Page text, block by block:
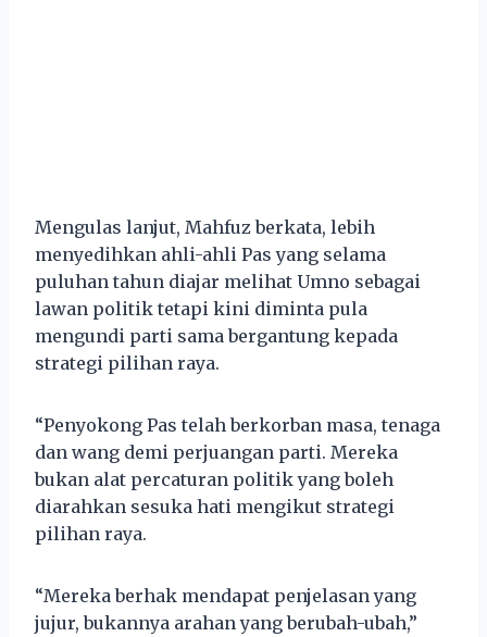
Mengulas lanjut, Mahfuz berkata, lebih
menyedihkan ahli-ahli Pas yang selama
puluhan tahun diajar melihat Umno sebagai
lawan politik tetapi kini diminta pula
mengundi parti sama bergantung kepada
strategi pilihan raya.
“Penyokong Pas telah berkorban masa, tenaga
dan wang demi perjuangan parti. Mereka
bukan alat percaturan politik yang boleh
diarahkan sesuka hati mengikut strategi
pilihan raya.
“Mereka berhak mendapat penjelasan yang
jujur, bukannya arahan yang berubah-ubah,”